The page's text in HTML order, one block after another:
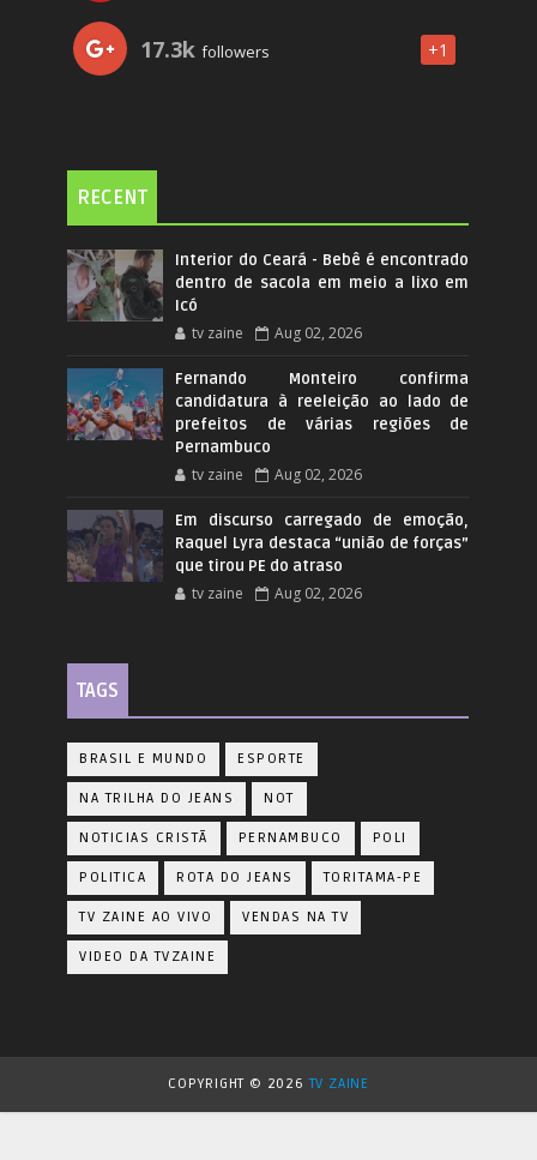
17.3k followers +1
RECENT
Interior do Ceará - Bebê é encontrado
dentro de sacola em meio a lixo em
Icó
tv zaine Aug 02, 2026
Fernando Monteiro confirma
candidatura à reeleição ao lado de
prefeitos de várias regiões de
Pernambuco
tv zaine Aug 02, 2026
Em discurso carregado de emoção,
Raquel Lyra destaca “união de forças”
que tirou PE do atraso
tv zaine Aug 02, 2026
TAGS
BRASIL E MUNDO ESPORTE
NA TRILHA DO JEANS NOT
NOTICIAS CRISTÃ PERNAMBUCO POLI
POLITICA ROTA DO JEANS TORITAMA-PE
TV ZAINE AO VIVO VENDAS NA TV
VIDEO DA TVZAINE
COPYRIGHT © 2026TV ZAINE